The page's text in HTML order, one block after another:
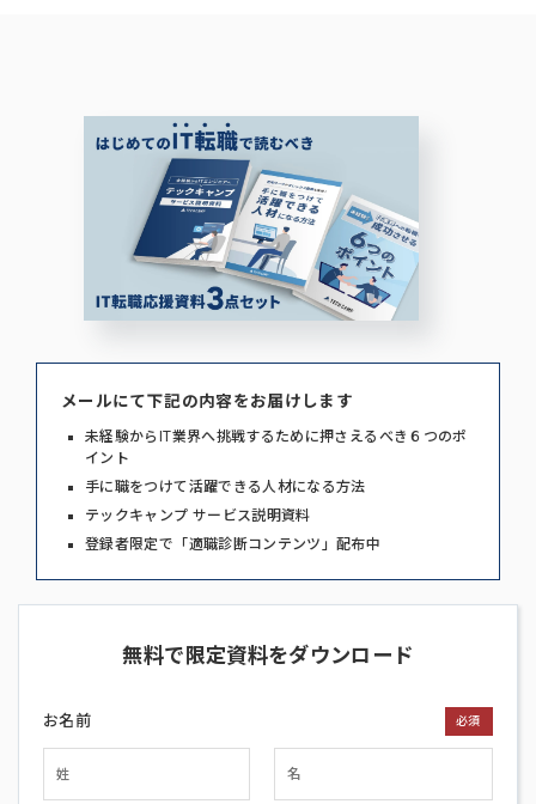
メールにて下記の内容をお届けします
未経験からIT業界へ挑戦するために押さえるべき６つのポ
イント
手に職をつけて活躍できる人材になる方法
テックキャンプ サービス説明資料
登録者限定で「適職診断コンテンツ」配布中
無料で限定資料をダウンロード
お名前 必須